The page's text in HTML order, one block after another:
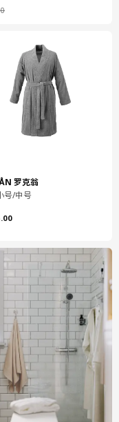
且速干，适合冲完澡
则喜欢围得高一点。为
方米
罗克翁
号/中号
.00